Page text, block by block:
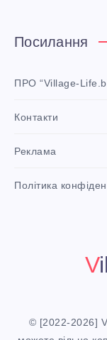
e
e
i
i
t
Посилання
ПРО “Village-
Контакти
Реклама
Політика
© [2022-2026]